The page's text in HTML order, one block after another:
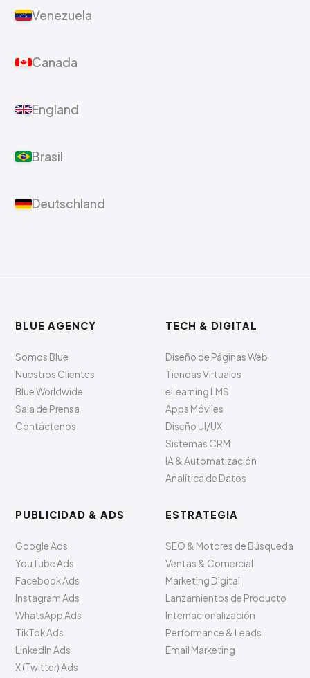
Venezuela
Canada
England
Brasil
Deutschland
BLUE AGENCY
Somos Blue
Nuestros Clientes
Blue Worldwide
Sala de Prensa
Contáctenos
TECH & DIGITAL
Diseño de Páginas Web
Tiendas Virtuales
eLearning LMS
Apps Móviles
Diseño UI/UX
Sistemas CRM
IA & Automatización
Analítica de Datos
PUBLICIDAD & ADS
Google Ads
YouTube Ads
Facebook Ads
Instagram Ads
WhatsApp Ads
TikTok Ads
LinkedIn Ads
X (Twitter) Ads
ESTRATEGIA
SEO & Motores de Búsqueda
Ventas & Comercial
Marketing Digital
Lanzamientos de Producto
Internacionalización
Performance & Leads
Email Marketing